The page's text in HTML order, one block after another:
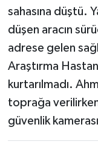
sahasına düştü.
düşen aracın
adrese gelen
Araştırma
kurtarılmadı.
toprağa
güvenlik